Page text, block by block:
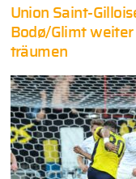
Union Saint-
Bodø/Glimt weiter
träumen